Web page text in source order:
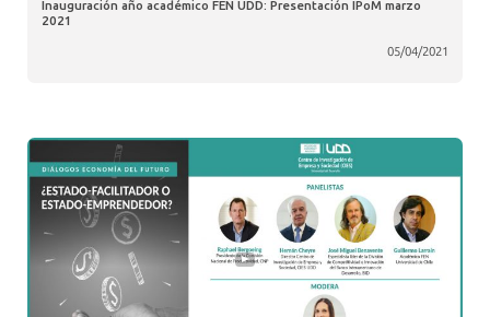
Inauguración año académico FEN UDD: Presentación IPoM marzo
2021
05/04/2021